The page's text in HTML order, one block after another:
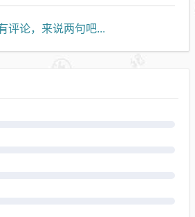
评论，来说两句吧...